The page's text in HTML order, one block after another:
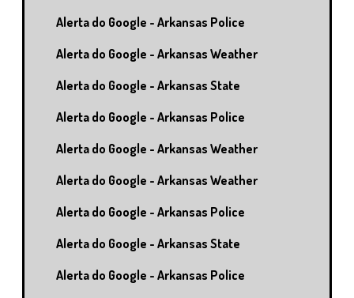
Alerta do Google - Arkansas Police
Alerta do Google - Arkansas Weather
Alerta do Google - Arkansas State
Alerta do Google - Arkansas Police
Alerta do Google - Arkansas Weather
Alerta do Google - Arkansas Weather
Alerta do Google - Arkansas Police
Alerta do Google - Arkansas State
Alerta do Google - Arkansas Police